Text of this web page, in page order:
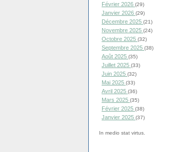
Février 2026 (29)
Janvier 2026 (29)
Décembre 2025 (21)
Novembre 2025 (24)
Octobre 2025 (32)
Septembre 2025 (38)
Août 2025 (35)
Juillet 2025 (33)
Juin 2025 (32)
Mai 2025 (33)
Avril 2025 (36)
Mars 2025 (35)
Février 2025 (38)
Janvier 2025 (37)
In medio stat virtus.